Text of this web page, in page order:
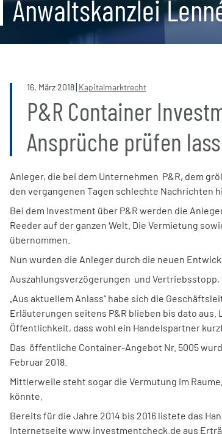
Anwaltskanzlei
16. März2018 Kapitalmarktrecht
P&R Container
Ansprüche prüfen
Anleger, die bei dem Unternehmen P&R, dem
den vergangenen Tagen schlechte Nachrichten
Bei dem Investment über P&R werden die
Reeder auf der ganzen Welt. Die Vermietung
übernommen.
Nun wurden die Anleger durch die neuen
Auszahlungsverzögerungen und
„Aus aktuellem Anlass“ habe sich die
Erläuterungen seitens P&R blieben bis dato
Öffentlichkeit, dass wohl ein Handelspartner
Das öffentliche Container-Angebot Nr. 5005
Februar 2018.
Mittlerweile steht sogar die Vermutung im
könnte.
Bereits für die Jahre 2014 bis 2016 listete das
Internetseite www.investmentcheck.de aus